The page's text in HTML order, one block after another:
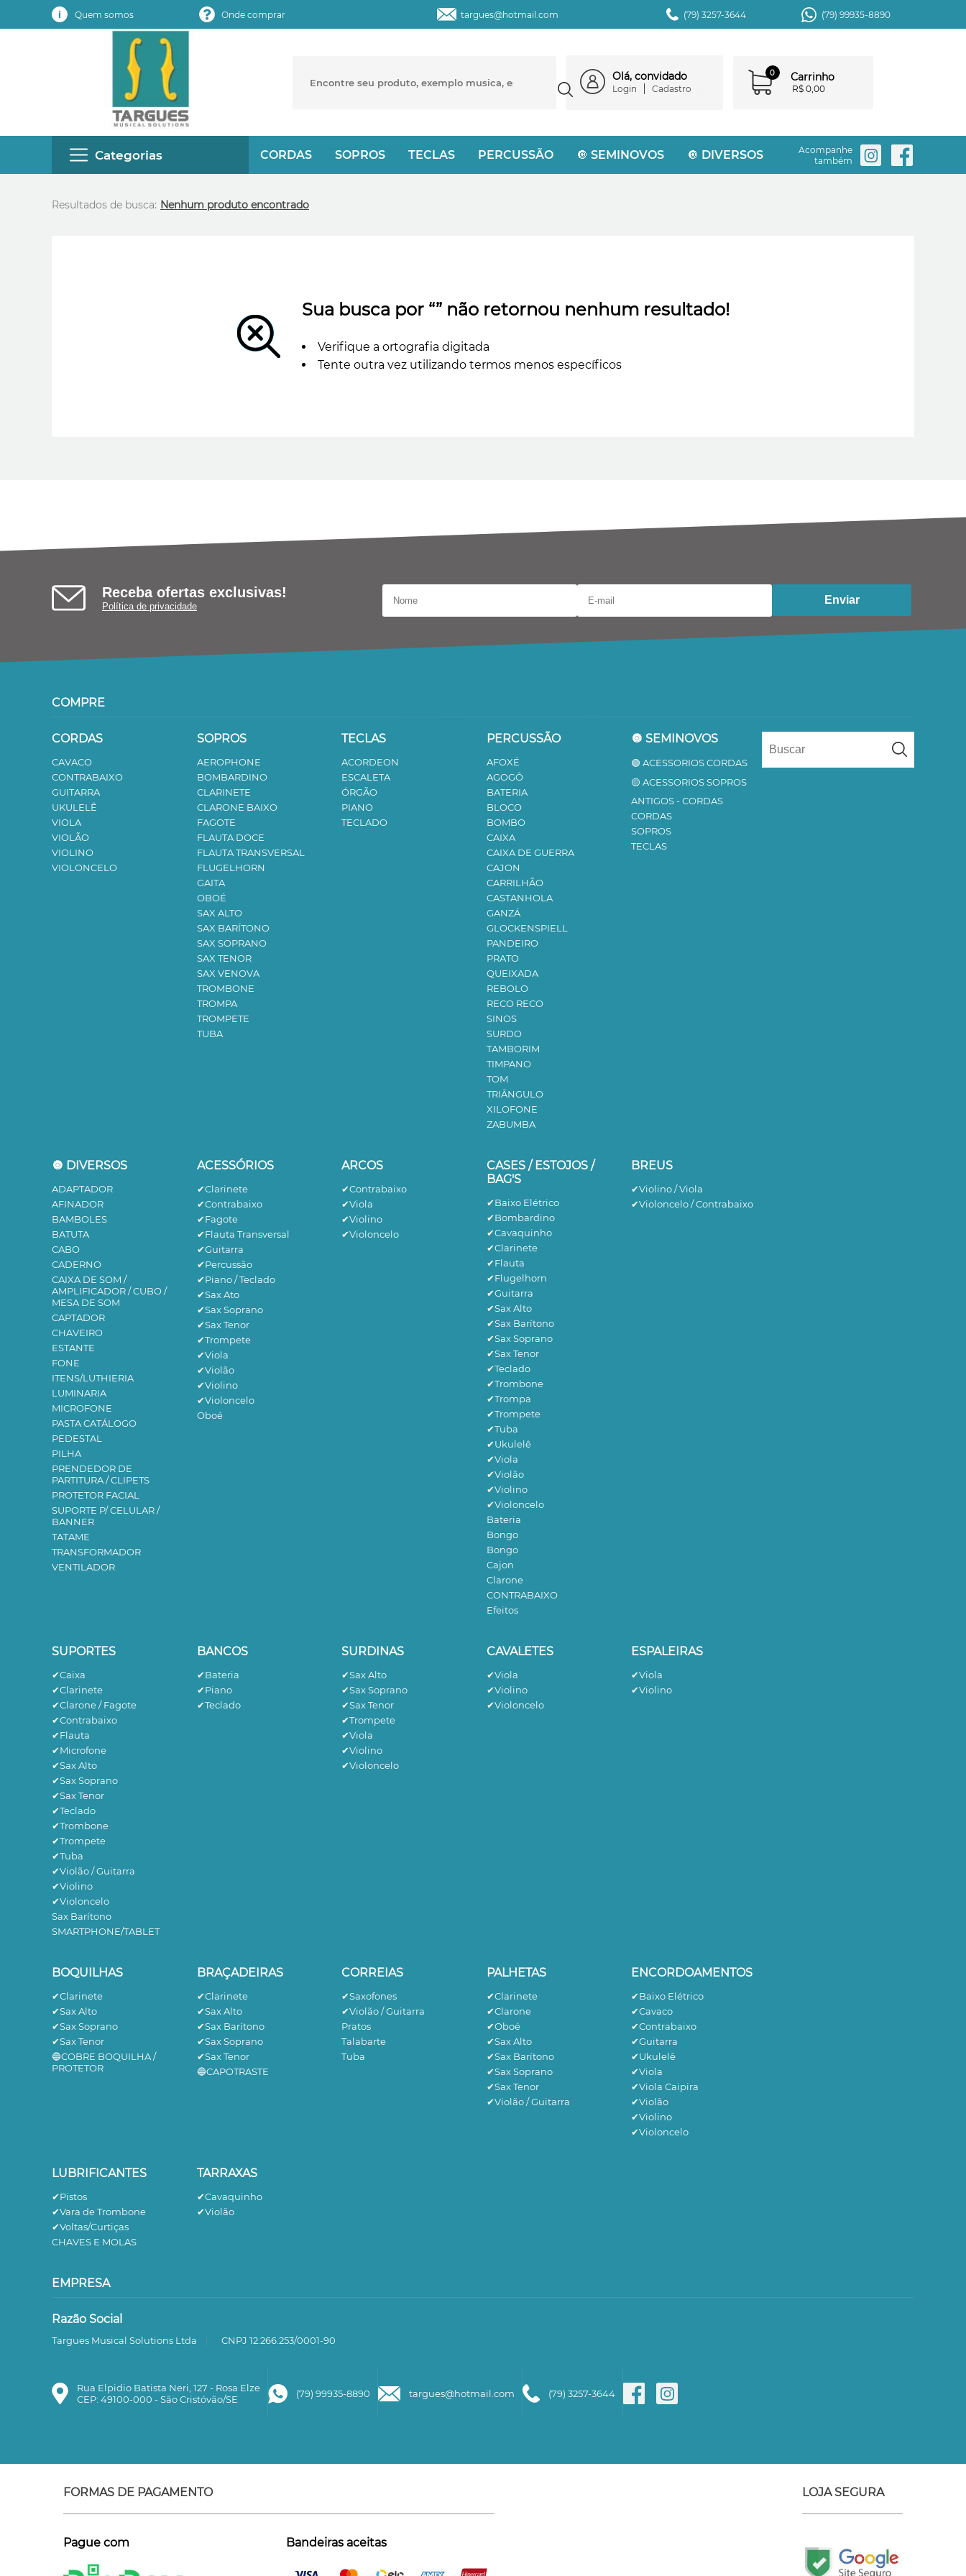
Quem somos Onde comprar targues@hotmail.com (79) 3257-3644 (79) 99935-8890
Olá, convidado
Login Cadastro
0 Carrinho
R$ 0,00
Categorias CORDAS SOPROS TECLAS PERCUSSÃO 🔘 SEMINOVOS 🔘 DIVERSOS
Acompanhe
também
Resultados de busca: Nenhum produto encontrado
Sua busca por “” não retornou nenhum resultado!
Verifique a ortografia digitada
Tente outra vez utilizando termos menos específicos
Receba ofertas exclusivas!
Política de privacidade
Enviar
COMPRE
CORDAS
CAVACO
CONTRABAIXO
GUITARRA
UKULELÊ
VIOLA
VIOLÃO
VIOLINO
VIOLONCELO
SOPROS
AEROPHONE
BOMBARDINO
CLARINETE
CLARONE BAIXO
FAGOTE
FLAUTA DOCE
FLAUTA TRANSVERSAL
FLUGELHORN
GAITA
OBOÉ
SAX ALTO
SAX BARÍTONO
SAX SOPRANO
SAX TENOR
SAX VENOVA
TROMBONE
TROMPA
TROMPETE
TUBA
TECLAS
ACORDEON
ESCALETA
ÓRGÃO
PIANO
TECLADO
PERCUSSÃO
AFOXÉ
AGOGÔ
BATERIA
BLOCO
BOMBO
CAIXA
CAIXA DE GUERRA
CAJON
CARRILHÃO
CASTANHOLA
GANZÁ
GLOCKENSPIELL
PANDEIRO
PRATO
QUEIXADA
REBOLO
RECO RECO
SINOS
SURDO
TAMBORIM
TIMPANO
TOM
TRIÂNGULO
XILOFONE
ZABUMBA
🔘 SEMINOVOS
🟢 ACESSORIOS CORDAS
🟡 ACESSORIOS SOPROS
ANTIGOS - CORDAS
CORDAS
SOPROS
TECLAS
🔘 DIVERSOS
ADAPTADOR
AFINADOR
BAMBOLES
BATUTA
CABO
CADERNO
CAIXA DE SOM /
AMPLIFICADOR / CUBO /
MESA DE SOM
CAPTADOR
CHAVEIRO
ESTANTE
FONE
ITENS/LUTHIERIA
LUMINARIA
MICROFONE
PASTA CATÁLOGO
PEDESTAL
PILHA
PRENDEDOR DE
PARTITURA / CLIPETS
PROTETOR FACIAL
SUPORTE P/ CELULAR /
BANNER
TATAME
TRANSFORMADOR
VENTILADOR
ACESSÓRIOS
✔Clarinete
✔Contrabaixo
✔Fagote
✔Flauta Transversal
✔Guitarra
✔Percussão
✔Piano / Teclado
✔Sax Ato
✔Sax Soprano
✔Sax Tenor
✔Trompete
✔Viola
✔Violão
✔Violino
✔Violoncelo
Oboé
ARCOS
✔Contrabaixo
✔Viola
✔Violino
✔Violoncelo
CASES / ESTOJOS /
BAG'S
✔Baixo Elétrico
✔Bombardino
✔Cavaquinho
✔Clarinete
✔Flauta
✔Flugelhorn
✔Guitarra
✔Sax Alto
✔Sax Barítono
✔Sax Soprano
✔Sax Tenor
✔Teclado
✔Trombone
✔Trompa
✔Trompete
✔Tuba
✔Ukulelê
✔Viola
✔Violão
✔Violino
✔Violoncelo
Bateria
Bongo
Bongo
Cajon
Clarone
CONTRABAIXO
Efeitos
BREUS
✔Violino / Viola
✔Violoncelo / Contrabaixo
SUPORTES
✔Caixa
✔Clarinete
✔Clarone / Fagote
✔Contrabaixo
✔Flauta
✔Microfone
✔Sax Alto
✔Sax Soprano
✔Sax Tenor
✔Teclado
✔Trombone
✔Trompete
✔Tuba
✔Violão / Guitarra
✔Violino
✔Violoncelo
Sax Barítono
SMARTPHONE/TABLET
BANCOS
✔Bateria
✔Piano
✔Teclado
SURDINAS
✔Sax Alto
✔Sax Soprano
✔Sax Tenor
✔Trompete
✔Viola
✔Violino
✔Violoncelo
CAVALETES
✔Viola
✔Violino
✔Violoncelo
ESPALEIRAS
✔Viola
✔Violino
BOQUILHAS
✔Clarinete
✔Sax Alto
✔Sax Soprano
✔Sax Tenor
🔵COBRE BOQUILHA /
PROTETOR
BRAÇADEIRAS
✔Clarinete
✔Sax Alto
✔Sax Barítono
✔Sax Soprano
✔Sax Tenor
🔵CAPOTRASTE
CORREIAS
✔Saxofones
✔Violão / Guitarra
Pratos
Talabarte
Tuba
PALHETAS
✔Clarinete
✔Clarone
✔Oboé
✔Sax Alto
✔Sax Barítono
✔Sax Soprano
✔Sax Tenor
✔Violão / Guitarra
ENCORDOAMENTOS
✔Baixo Elétrico
✔Cavaco
✔Contrabaixo
✔Guitarra
✔Ukulelê
✔Viola
✔Viola Caipira
✔Violão
✔Violino
✔Violoncelo
LUBRIFICANTES
✔Pistos
✔Vara de Trombone
✔Voltas/Curtiças
CHAVES E MOLAS
TARRAXAS
✔Cavaquinho
✔Violão
EMPRESA
Razão Social
Targues Musical Solutions Ltda CNPJ 12.266.253/0001-90
Rua Elpidio Batista Neri, 127 - Rosa Elze
CEP: 49100-000 - São Cristóvão/SE
(79) 99935-8890 targues@hotmail.com (79) 3257-3644
FORMAS DE PAGAMENTO
Pague com Bandeiras aceitas
LOJA SEGURA